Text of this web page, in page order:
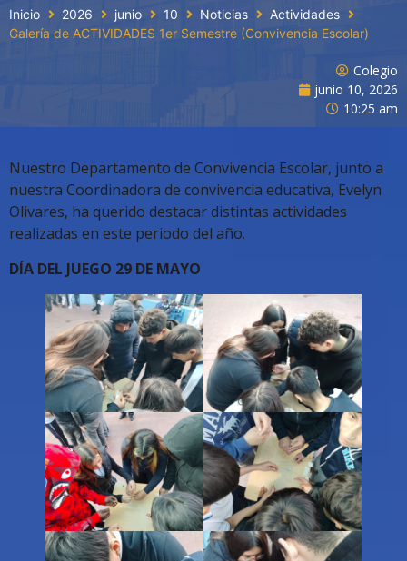
Inicio 2026 junio 10 Noticias
Actividades
Galería de ACTIVIDADES 1er Semestre (Convivencia Escolar)
Colegio
junio 10, 2026
10:25 am
Nuestro Departamento de Convivencia Escolar, junto a
nuestra Coordinadora de convivencia educativa, Evelyn
Olivares, ha querido destacar distintas actividades
realizadas en este periodo del año.
DÍA DEL JUEGO 29 DE MAYO